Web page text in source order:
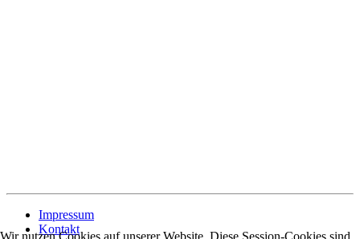
Impressum
Kontakt
Wir nutzen Cookies auf unserer Website. Diese Session-Cookies sind